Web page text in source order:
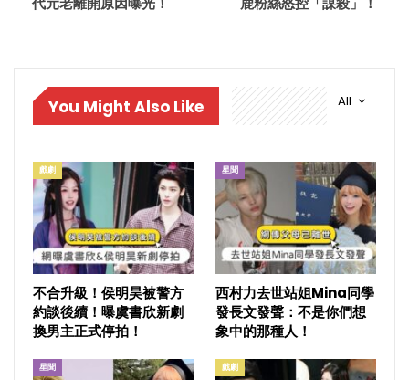
All
You Might Also Like
戲劇
不合升級！侯明昊被警方
約談後續！曝虞書欣新劇
換男主正式停拍！
星聞
西村力去世站姐Mina同學
發長文發聲：不是你們想
象中的那種人！
星聞 戲劇